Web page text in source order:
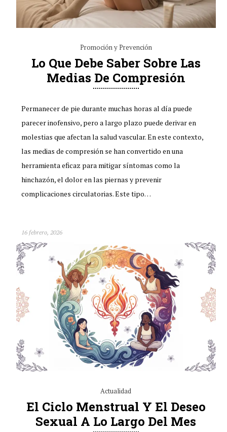
Promoción y Prevención
Lo Que Debe Saber Sobre Las
Medias De Compresión
Permanecer de pie durante muchas horas al día puede
parecer inofensivo, pero a largo plazo puede derivar en
molestias que afectan la salud vascular. En este contexto,
las medias de compresión se han convertido en una
herramienta eficaz para mitigar síntomas como la
hinchazón, el dolor en las piernas y prevenir
complicaciones circulatorias. Este tipo…
16 febrero, 2026
Actualidad
El Ciclo Menstrual Y El Deseo
Sexual A Lo Largo Del Mes